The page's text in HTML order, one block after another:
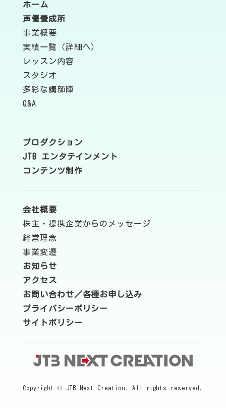
ホーム
声優養成所
事業概要
実績一覧（詳細へ）
レッスン内容
スタジオ
多彩な講師陣
Q&A
プロダクション
JTB エンタテインメント
コンテンツ制作
会社概要
株主・提携企業からのメッセージ
経営理念
事業変遷
お知らせ
アクセス
お問い合わせ／各種お申し込み
プライバシーポリシー
サイトポリシー
Copyright © JTB Next Creation. All rights reserved.